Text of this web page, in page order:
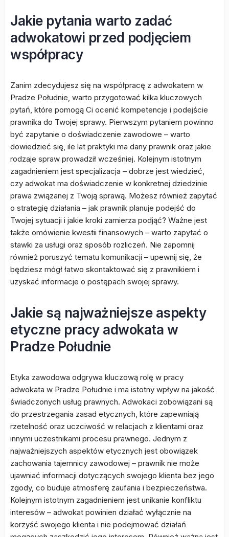
Jakie pytania warto zadać
adwokatowi przed podjęciem
współpracy
Zanim zdecydujesz się na współpracę z adwokatem w
Pradze Południe, warto przygotować kilka kluczowych
pytań, które pomogą Ci ocenić kompetencje i podejście
prawnika do Twojej sprawy. Pierwszym pytaniem powinno
być zapytanie o doświadczenie zawodowe – warto
dowiedzieć się, ile lat praktyki ma dany prawnik oraz jakie
rodzaje spraw prowadził wcześniej. Kolejnym istotnym
zagadnieniem jest specjalizacja – dobrze jest wiedzieć,
czy adwokat ma doświadczenie w konkretnej dziedzinie
prawa związanej z Twoją sprawą. Możesz również zapytać
o strategię działania – jak prawnik planuje podejść do
Twojej sytuacji i jakie kroki zamierza podjąć? Ważne jest
także omówienie kwestii finansowych – warto zapytać o
stawki za usługi oraz sposób rozliczeń. Nie zapomnij
również poruszyć tematu komunikacji – upewnij się, że
będziesz mógł łatwo skontaktować się z prawnikiem i
uzyskać informacje o postępach swojej sprawy.
Jakie są najważniejsze aspekty
etyczne pracy adwokata w
Pradze Południe
Etyka zawodowa odgrywa kluczową rolę w pracy
adwokata w Pradze Południe i ma istotny wpływ na jakość
świadczonych usług prawnych. Adwokaci zobowiązani są
do przestrzegania zasad etycznych, które zapewniają
rzetelność oraz uczciwość w relacjach z klientami oraz
innymi uczestnikami procesu prawnego. Jednym z
najważniejszych aspektów etycznych jest obowiązek
zachowania tajemnicy zawodowej – prawnik nie może
ujawniać informacji dotyczących swojego klienta bez jego
zgody, co buduje atmosferę zaufania i bezpieczeństwa.
Kolejnym istotnym zagadnieniem jest unikanie konfliktu
interesów – adwokat powinien działać wyłącznie na
korzyść swojego klienta i nie podejmować działań